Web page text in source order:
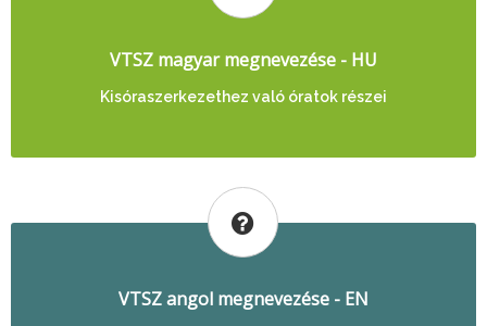
VTSZ magyar megnevezése - HU
Kisóraszerkezethez való óratok részei
VTSZ angol megnevezése - EN